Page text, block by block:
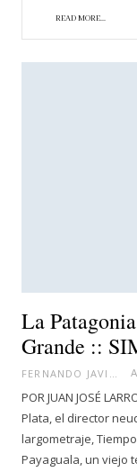
READ MORE...
La
Grande ::
POR JUAN JOSÉ
Plata, el director
largometraje,
Payaguala, un viejo